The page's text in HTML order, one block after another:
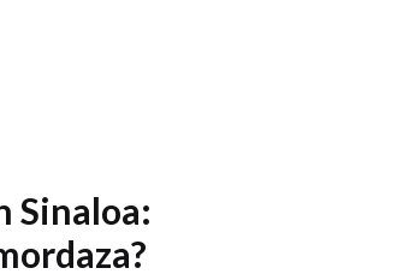
Sinaloa: